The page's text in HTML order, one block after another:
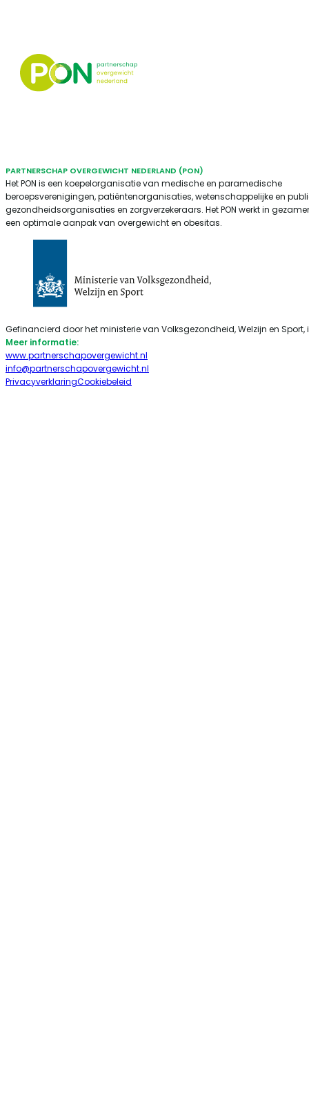
PARTNERSCHAP OVERGEWICHT NEDERLAND (PON)
Het PON is een koepelorganisatie van medische en paramedische
beroepsverenigingen, patiëntenorganisaties, wetenschappelijke en
gezondheidsorganisaties en zorgverzekeraars. Het PON werkt in
een optimale aanpak van overgewicht en obesitas.
Gefinancierd door het ministerie van Volksgezondheid, Welzijn en
Meer informatie:
www.partnerschapovergewicht.nl
info@partnerschapovergewicht.nl
Follow us on Linkedin
Follow us on Twitter
PrivacyverklaringCookiebeleid